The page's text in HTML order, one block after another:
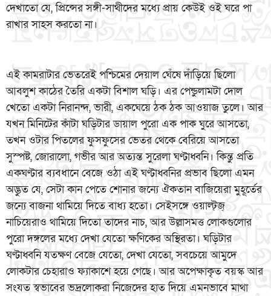
দেখাতো যে, প্রিন্সের সঙ্গী-সাথীদের মধ্যে প্রায় কেউই ওই ঘরে পা
রাখার সাহস করতো না।
এই কামরাটার ভেতরেই পশ্চিমের দেয়াল ঘেঁষে দাঁড়িয়ে ছিলো
আবলুশ কাঠের তৈরি একটা বিশাল ঘড়ি। এর পেন্ডুলামটা দোল
খেতো একটা নিরানন্দ, ভারী, একঘেয়ে ঠক ঠক আওয়াজ তুলে। আর
যখন মিনিটের কাঁটা ঘড়িটার ডায়াল পুরো এক পাক ঘুরে আসতো,
তখন ওটার পিতলের ফুসফুসের ভেতর থেকে বেরিয়ে আসতো
সুস্পষ্ট, জোরালো, গভীর আর অত্যন্ত সুরেলা ঘণ্টাধ্বনি। কিন্তু প্রতি
একঘণ্টার ব্যবধানে বেজে ওঠা এই ঘণ্টাধ্বনির প্রভাব ছিলো এমন
অদ্ভুত যে, সেটা কান পেতে শোনার জন্যে ঐকতান বাজিয়েরা মুহূর্তের
জন্যে বাজনা থামিয়ে দিতে বাধ্য হতো। সেইসঙ্গে ওয়াল্ট্জ্
নাচিয়েরাও থামিয়ে দিতো তাদের নাচ, আর উল্লাসমত্ত লোকগুলোর
পুরো দঙ্গলের মধ্যে দেখা যেতো ক্ষণিকের অস্থিরতা। ঘড়িটার
ঘণ্টাধ্বনি যতক্ষণ বেজে যেতো, দেখা যেতো, সবচেয়ে আমুদে
লোকটার চেহারাও ফ্যাকাশে হয়ে গেছে। আর অপেক্ষাকৃত বয়স্ক আর
সংযত স্বভাবের ভদ্রলোকরা নিজেদের হাত দিয়ে এমনভাবে মাথা